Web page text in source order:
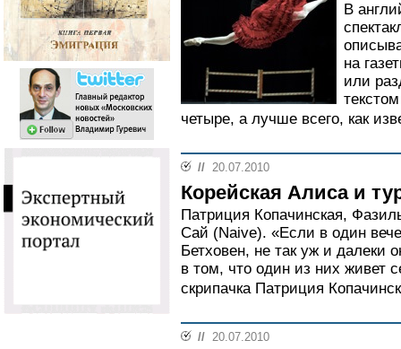
В
на
или
четыре, а лучше всего, как
// 20.07.2010
Корейская Алиса и
Патриция Копачинская,
Сай (Naive). «Если в один
Бетховен, не так уж и далеки
в том, что один из них живет
скрипачка Патриция
// 20.07.2010